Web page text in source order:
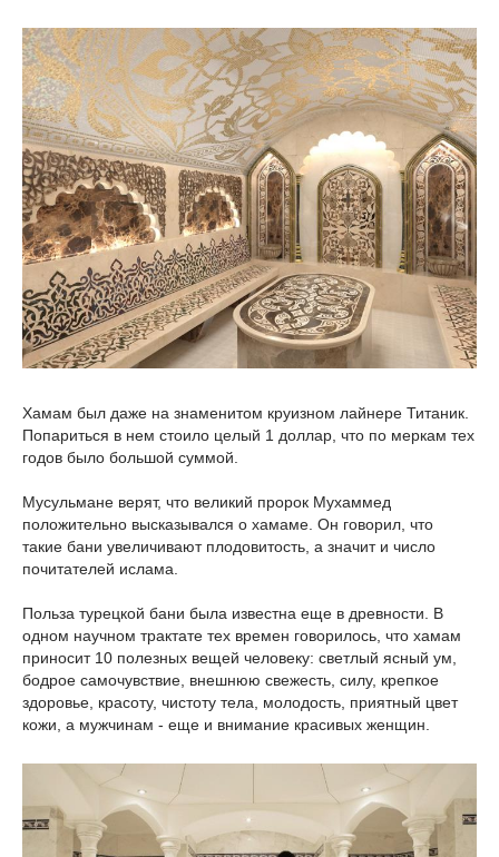
Хамам был даже на знаменитом круизном лайнере Титаник.
Попариться в нем стоило целый 1 доллар, что по меркам тех
годов было большой суммой.
Мусульмане верят, что великий пророк Мухаммед
положительно высказывался о хамаме. Он говорил, что
такие бани увеличивают плодовитость, а значит и число
почитателей ислама.
Польза турецкой бани была известна еще в древности. В
одном научном трактате тех времен говорилось, что хамам
приносит 10 полезных вещей человеку: светлый ясный ум,
бодрое самочувствие, внешнюю свежесть, силу, крепкое
здоровье, красоту, чистоту тела, молодость, приятный цвет
кожи, а мужчинам - еще и внимание красивых женщин.